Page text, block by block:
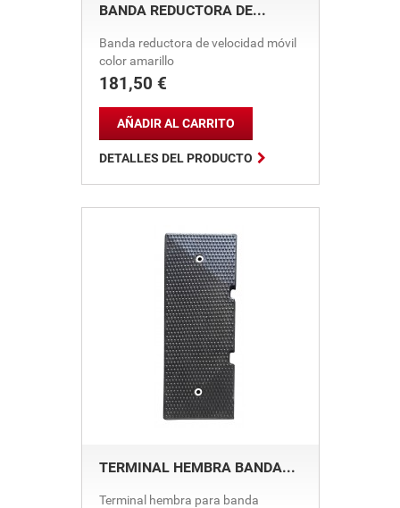
BANDA REDUCTORA DE...
Banda reductora de velocidad móvil
color amarillo
Precio
181,50 €

AÑADIR AL CARRITO
DETALLES DEL PRODUCTO
TERMINAL HEMBRA BANDA...
Terminal hembra para banda